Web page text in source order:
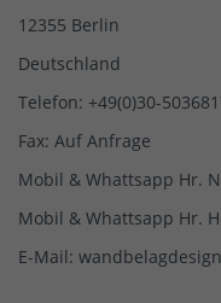
12355 Berlin
Deutschland
Telefon: +49(0)30-
Fax: Auf Anfrage
Mobil & Whattsapp Hr.
Mobil & Whattsapp Hr.
E-Mail: